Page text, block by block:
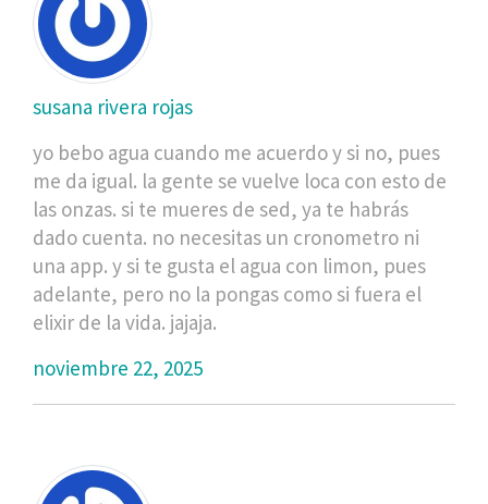
susana rivera rojas
yo bebo agua cuando me acuerdo y si no, pues
me da igual. la gente se vuelve loca con esto de
las onzas. si te mueres de sed, ya te habrás
dado cuenta. no necesitas un cronometro ni
una app. y si te gusta el agua con limon, pues
adelante, pero no la pongas como si fuera el
elixir de la vida. jajaja.
noviembre 22, 2025